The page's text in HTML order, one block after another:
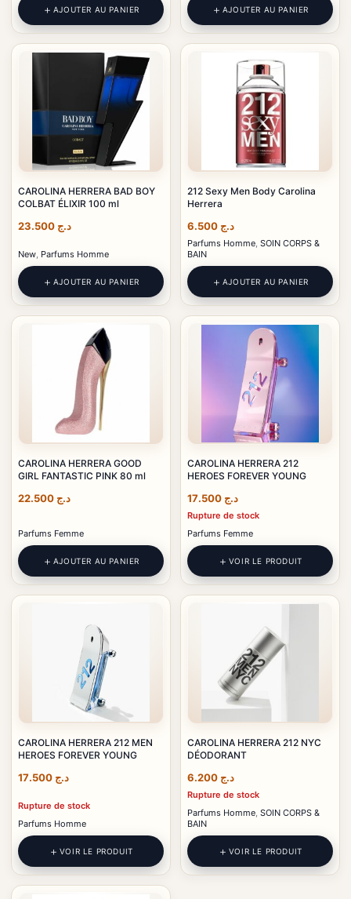
AJOUTER AU PANIER AJOUTER AU PANIER
CAROLINA HERRERA BAD BOY
COLBAT ÉLIXIR 100 ml
د.ج
New, Parfums Homme
AJOUTER AU PANIER
212 Sexy Men Body Carolina
Herrera
د.ج
Parfums Homme, SOIN CORPS &
BAIN
AJOUTER AU PANIER
CAROLINA HERRERA GOOD
GIRL FANTASTIC PINK 80 ml
د.ج
Parfums Femme
AJOUTER AU PANIER
CAROLINA HERRERA 212
HEROES FOREVER YOUNG
د.ج
Rupture de stock
Parfums Femme
VOIR LE PRODUIT
CAROLINA HERRERA 212 MEN
HEROES FOREVER YOUNG
د.ج
Rupture de stock
Parfums Homme
VOIR LE PRODUIT
CAROLINA HERRERA 212 NYC
DÉODORANT
د.ج
Rupture de stock
Parfums Homme, SOIN CORPS &
BAIN
VOIR LE PRODUIT